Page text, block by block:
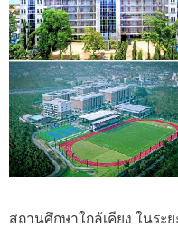
สถานศึกษาใกล้เคียง ในระ